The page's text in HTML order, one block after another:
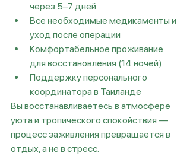
через 5–7 дней
Все необходимые медикаменты и
уход после операции
Комфортабельное проживание
для восстановления (14 ночей)
Поддержку персонального
координатора в Таиланде
Вы восстанавливаетесь в атмосфере
уюта и тропического спокойствия —
процесс заживления превращается в
отдых, а не в стресс.